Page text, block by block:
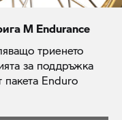
M Endurance
триенето
за поддръжка
пакета Enduro